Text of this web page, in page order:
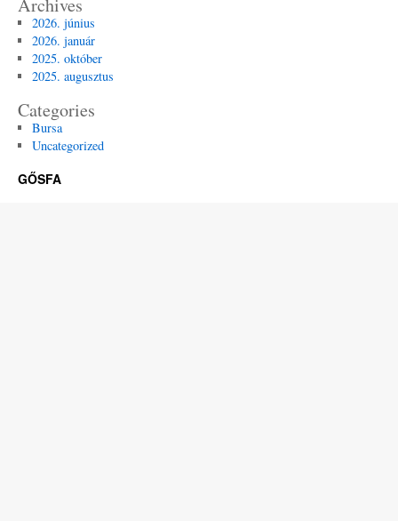
Archives
2026. június
2026. január
2025. október
2025. augusztus
Categories
Bursa
Uncategorized
GŐSFA